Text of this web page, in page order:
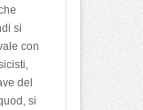
si
con
del
si